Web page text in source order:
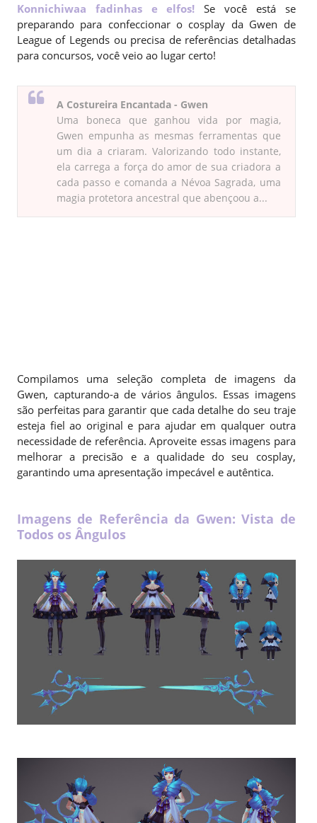
Konnichiwaa fadinhas e elfos! Se você está se
preparando para confeccionar o cosplay da Gwen de
League of Legends ou precisa de referências detalhadas
para concursos, você veio ao lugar certo!
A Costureira Encantada - Gwen
Uma boneca que ganhou vida por magia,
Gwen empunha as mesmas ferramentas que
um dia a criaram. Valorizando todo instante,
ela carrega a força do amor de sua criadora a
cada passo e comanda a Névoa Sagrada, uma
magia protetora ancestral que abençoou a...
Compilamos uma seleção completa de imagens da
Gwen, capturando-a de vários ângulos. Essas imagens
são perfeitas para garantir que cada detalhe do seu traje
esteja fiel ao original e para ajudar em qualquer outra
necessidade de referência. Aproveite essas imagens para
melhorar a precisão e a qualidade do seu cosplay,
garantindo uma apresentação impecável e autêntica.
Imagens de Referência da Gwen: Vista de
Todos os Ângulos